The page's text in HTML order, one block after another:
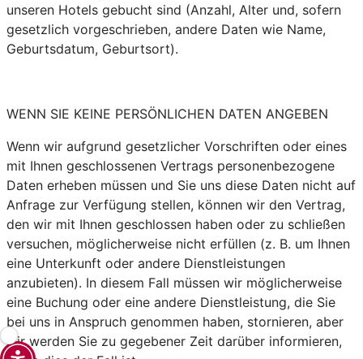
unseren Hotels gebucht sind (Anzahl, Alter und, sofern
gesetzlich vorgeschrieben, andere Daten wie Name,
Geburtsdatum, Geburtsort).
WENN SIE KEINE PERSÖNLICHEN DATEN ANGEBEN
Wenn wir aufgrund gesetzlicher Vorschriften oder eines
mit Ihnen geschlossenen Vertrags personenbezogene
Daten erheben müssen und Sie uns diese Daten nicht auf
Anfrage zur Verfügung stellen, können wir den Vertrag,
den wir mit Ihnen geschlossen haben oder zu schließen
versuchen, möglicherweise nicht erfüllen (z. B. um Ihnen
eine Unterkunft oder andere Dienstleistungen
anzubieten). In diesem Fall müssen wir möglicherweise
eine Buchung oder eine andere Dienstleistung, die Sie
bei uns in Anspruch genommen haben, stornieren, aber
wir werden Sie zu gegebener Zeit darüber informieren,